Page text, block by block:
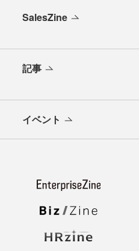
SalesZine
記事
イベント